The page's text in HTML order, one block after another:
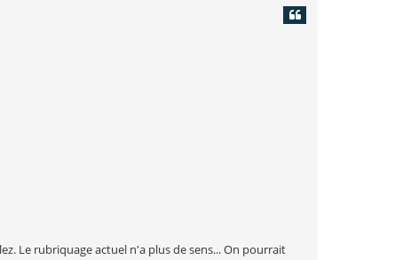
Le rubriquage actuel n'a plus de sens... On pourrait